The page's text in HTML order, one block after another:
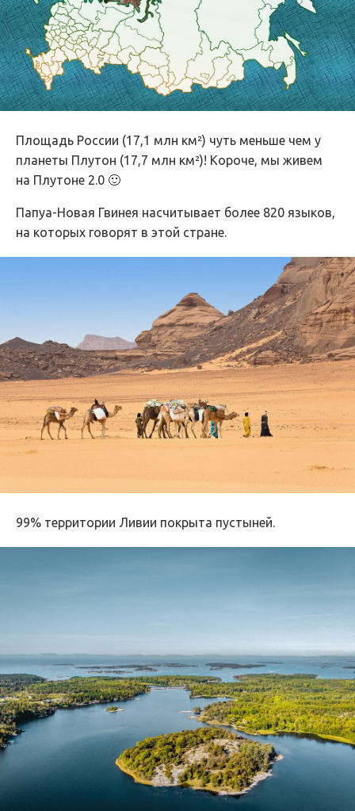
Площадь России (17,1 млн км²) чуть меньше чем у
планеты Плутон (17,7 млн км²)! Короче, мы живем
на Плутоне 2.0 🙂
Папуа-Новая Гвинея насчитывает более 820 языков,
на которых говорят в этой стране.
99% территории Ливии покрыта пустыней.